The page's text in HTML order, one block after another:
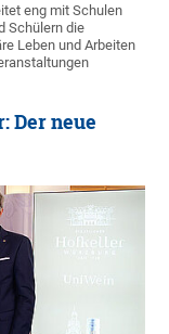
eng mit Schulen
Schülern die
Leben und Arbeiten
Der neue